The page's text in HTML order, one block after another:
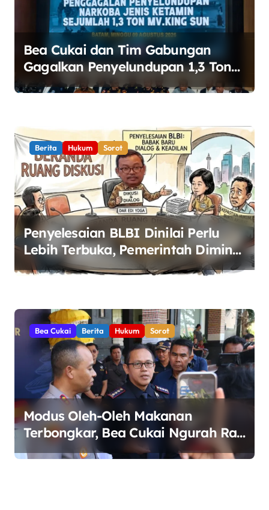
Bea Cukai dan Tim Gabungan
Gagalkan Penyelundupan 1,3 Ton
Ketamin di Perairan Bintan
Berita Hukum Sorot
Penyelesaian BLBI Dinilai Perlu
Lebih Terbuka, Pemerintah Diminta
Buka Ruang Dialog
Bea Cukai Berita Hukum Sorot
Modus Oleh-Oleh Makanan
Terbongkar, Bea Cukai Ngurah Rai
Bali Gagalkan Penyelundupan 10